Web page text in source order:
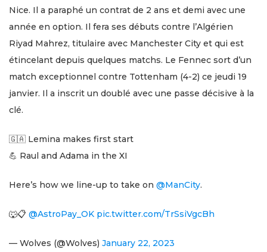
Nice. Il a paraphé un contrat de 2 ans et demi avec une
année en option. Il fera ses débuts contre l’Algérien
Riyad Mahrez, titulaire avec Manchester City et qui est
étincelant depuis quelques matchs. Le Fennec sort d’un
match exceptionnel contre Tottenham (4-2) ce jeudi 19
janvier. Il a inscrit un doublé avec une passe décisive à la
clé.
🇬🇦 Lemina makes first start
💪 Raul and Adama in the XI
Here’s how we line-up to take on @ManCity.
🐺📋 @AstroPay_OK pic.twitter.com/TrSsiVgcBh
— Wolves (@Wolves) January 22, 2023